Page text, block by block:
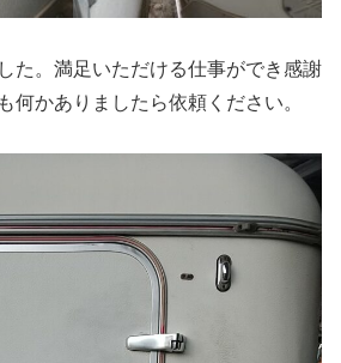
た。満足いただける仕事ができ感謝
何かありましたら依頼ください。